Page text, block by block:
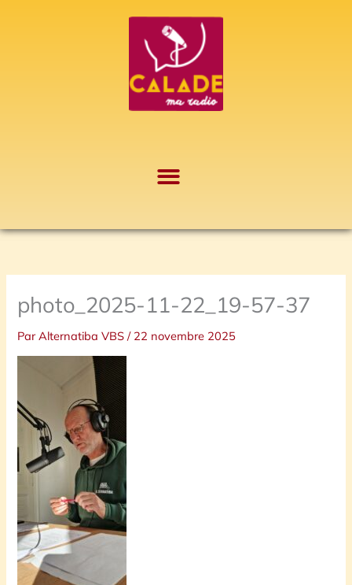
photo_2025-11-22_19-57-37
ParAlternatiba VBS/ 22 novembre 2025